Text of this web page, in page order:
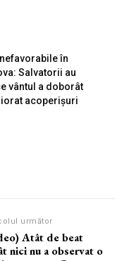
în
Salvatorii au
vântul a doborât
acoperișuri
următor
Atât de beat
nici nu a observat o